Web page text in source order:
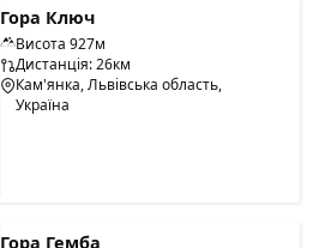
Гора Ключ
Висота 927м
Дистанція: 26км
Кам'янка, Львівська область,
Україна
Гора Гемба